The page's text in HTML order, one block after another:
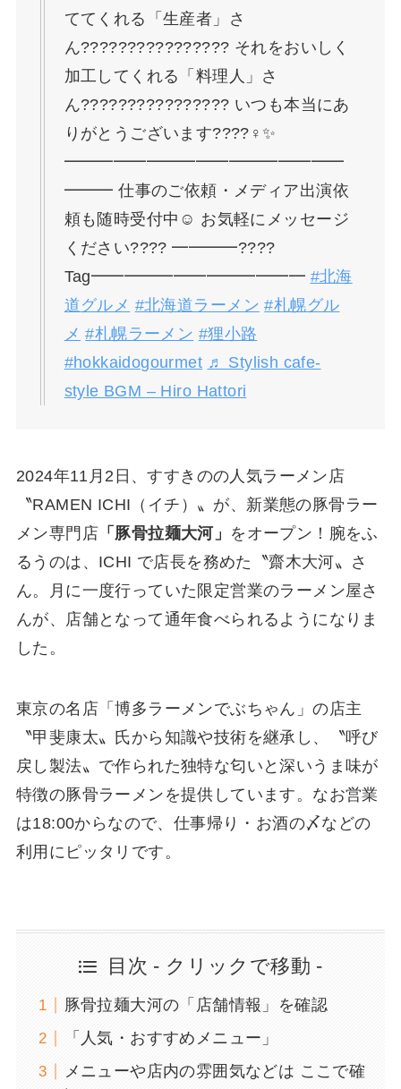
ててくれる「生産者」さ
ん????‍????????‍???? それをおいしく
加工してくれる「料理人」さ
ん????‍????????‍???? いつも本当にあ
りがとうございます????‍♀️✨
━━━━━━━━━━━━━━━━━
━━━ 仕事のご依頼・メディア出演依
頼も随時受付中☺️ お気軽にメッセージ
ください???? ━━━━????
Tag━━━━━━━━━━━━━ #北海
道グルメ #北海道ラーメン #札幌グル
メ #札幌ラーメン #狸小路
#hokkaidogourmet ♬ Stylish cafe-
style BGM – Hiro Hattori
2024年11月2日、すすきのの人気ラーメン店
〝RAMEN ICHI（イチ）〟が、新業態の豚骨ラー
メン専門店「豚骨拉麺大河」 をオープン！腕をふ
るうのは、ICHI で店長を務めた〝齋木大河〟さ
ん。月に一度行っていた限定営業のラーメン屋さ
んが、店舗となって通年食べられるようになりま
した。
東京の名店「博多ラーメンでぶちゃん」の店主
〝甲斐康太〟氏から知識や技術を継承し、〝呼び
戻し製法〟で作られた独特な匂いと深いうま味が
特徴の豚骨ラーメンを提供しています。なお営業
は18:00からなので、仕事帰り・お酒の〆などの
利用にピッタリです。
目次 - クリックで移動 -
豚骨拉麺大河の「店舗情報」を確認
「人気・おすすめメニュー」
メニューや店内の雰囲気などは ここで確